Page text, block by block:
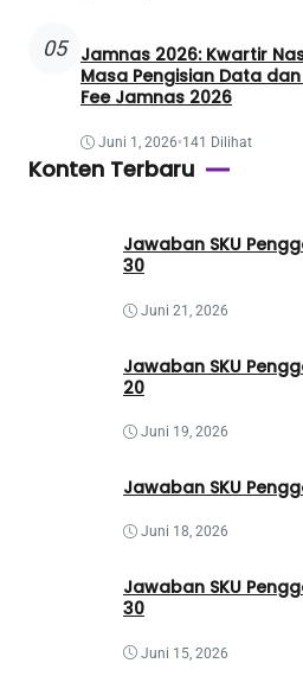
05
Jamnas 2026: Kwartir
Masa Pengisian Data
Fee Jamnas 2026
Juni 1, 2026•141 Dilihat
Konten Terbaru
Jawaban SKU
30
Juni 21, 2026
Jawaban SKU
20
Juni 19, 2026
Jawaban SKU
Juni 18, 2026
Jawaban SKU
30
Juni 15, 2026